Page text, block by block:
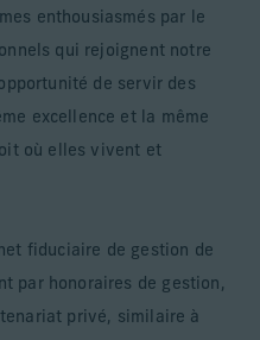
enthousiasmés par le
qui rejoignent notre
de servir des
excellence et la même
où elles vivent et
fiduciaire de gestion de
par honoraires de gestion,
privé, similaire à